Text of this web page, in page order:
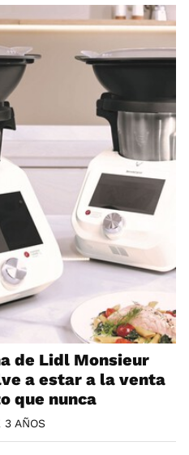
de Lidl Monsieur
a estar a la venta
que nunca
3 AÑOS